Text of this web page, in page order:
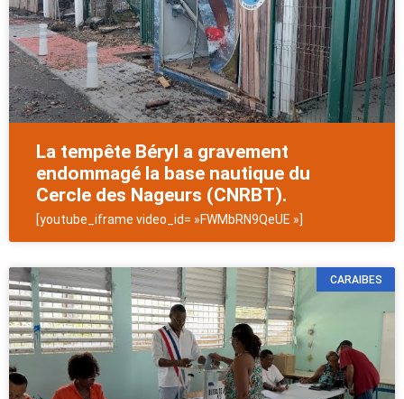
La tempête Béryl a gravement
endommagé la base nautique du
Cercle des Nageurs (CNRBT).
[youtube_iframe video_id= »FWMbRN9QeUE »]
CARAIBES